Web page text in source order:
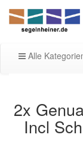
Alle
2x
Incl